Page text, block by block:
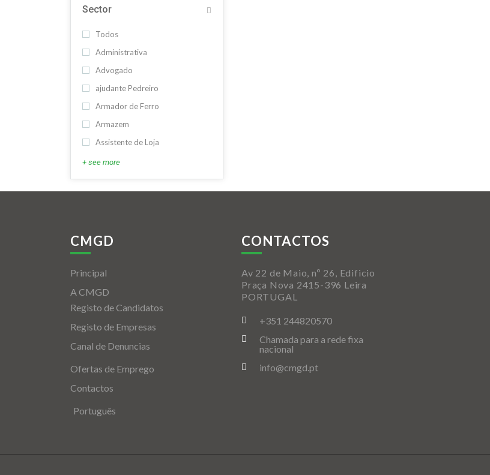
Sector
Todos
Administrativa
Advogado
ajudante Pedreiro
Armador de Ferro
Armazem
Assistente de Loja
+ see more
CMGD
Principal
A CMGD
Registo de Candidatos
Registo de Empresas
Canal de Denuncias
Ofertas de Emprego
Contactos
Português
CONTACTOS
Av 22 de Maio, nº 26, Edificio
Praça Nova 2415-396 Leira
PORTUGAL
+351 244820570
Chamada para a rede fixa
nacional
info@cmgd.pt